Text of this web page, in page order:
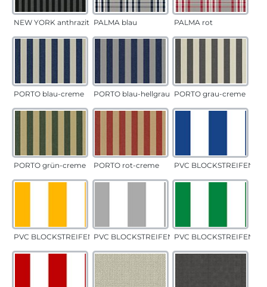
NEW YORK anthrazit PALMA blau PALMA rot
PORTO blau-creme PORTO blau-hellgrau PORTO grau-creme
PORTO grün-creme PORTO rot-creme PVC BLOCKSTREIFEN
PVC BLOCKSTREIFEN gelbPVC BLOCKSTREIFEN grauPVC BLOCKSTREIFEN